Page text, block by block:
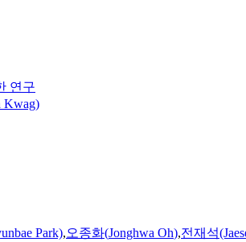
연구
Kwag)
Park),오종화(Jonghwa Oh),전재석